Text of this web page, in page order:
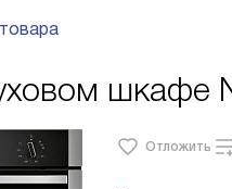
шкафе
Отложить